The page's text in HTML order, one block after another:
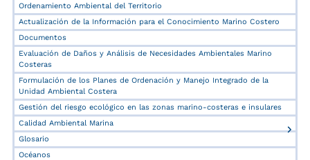
Ordenamiento Ambiental del Territorio
Actualización de la Información para el Conocimiento Marino Costero
Documentos
Evaluación de Daños y Análisis de Necesidades Ambientales Marino
Costeras
Formulación de los Planes de Ordenación y Manejo Integrado de la
Unidad Ambiental Costera
Gestión del riesgo ecológico en las zonas marino-costeras e insulares
Calidad Ambiental Marina
Glosario
Océanos